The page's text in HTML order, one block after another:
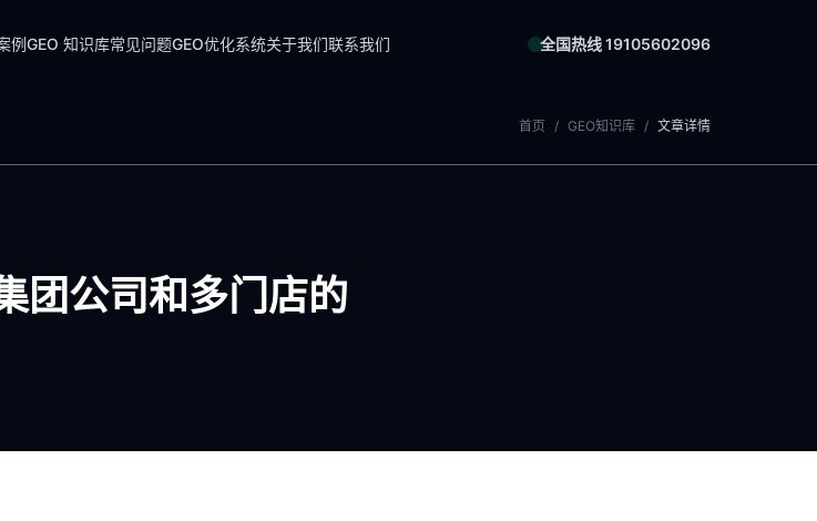
例GEO 知识库常见问题GEO优化系统关于我们联系我们 全国热线 19105602096
首页 / GEO知识库 / 文章详情
团公司和多门店的